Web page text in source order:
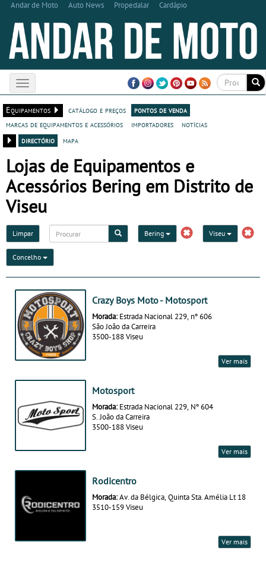
Andar de Moto Auto News Propedalar Cardápio
Toggle
navigation
Equipamentos
catálogo e preços
pontos de venda
marcas de equipamentos e acessórios
importadores
notícias
directório
mapa
Lojas de Equipamentos e
Acessórios Bering em Distrito de
Viseu
Limpar Bering Viseu
Concelho
Crazy Boys Moto - Motosport
Morada: Estrada Nacional 229, nº 606
São João da Carreira
3500-188 Viseu
Ver mais
Motosport
Morada: Estrada Nacional 229, Nº 604
S. João da Carreira
3500-188 Viseu
Ver mais
Rodicentro
Morada:Av. da Bélgica, Quinta Sta. Amélia Lt 18
3510-159 Viseu
Ver mais